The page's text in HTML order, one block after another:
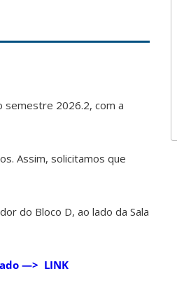
semestre 2026.2, com a
Assim, solicitamos que
do Bloco D, ao lado da Sala
—> LINK